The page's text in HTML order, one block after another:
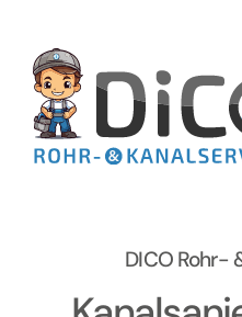
springen
DICO Rohr-